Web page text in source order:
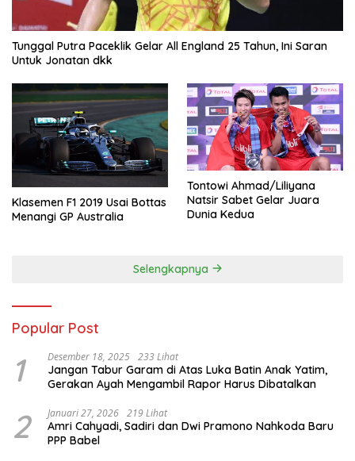
Tunggal Putra Paceklik Gelar All England 25 Tahun, Ini Saran
Untuk Jonatan dkk
Klasemen F1 2019 Usai Bottas
Menangi GP Australia
Tontowi Ahmad/Liliyana
Natsir Sabet Gelar Juara
Dunia Kedua
Selengkapnya
Popular Post
1 Desember 18, 2025 233 Lihat
Jangan Tabur Garam di Atas Luka Batin Anak Yatim,
Gerakan Ayah Mengambil Rapor Harus Dibatalkan
2 Januari 27, 2026 219 Lihat
Amri Cahyadi, Sadiri dan Dwi Pramono Nahkoda Baru
PPP Babel